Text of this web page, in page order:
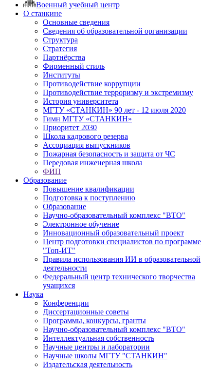
Военный учебный центр
О станкине
Основные сведения
Сведения об образовательной организации
Структура
Стратегия
Партнёрства
Фирменный стиль
Институты
Противодействие коррупции
Противодействие терроризму и экстремизму
История университета
МГТУ «СТАНКИН» 90 лет - 12 июля 2020
Гимн МГТУ «СТАНКИН»
Приоритет 2030
Школа кадрового резерва
Ассоциация выпускников
Пожарная безопасность и защита от ЧС
Передовая инженерная школа
ФИП
Образование
Повышение квалификации
Подготовка к поступлению
Образование
Научно-образовательный комплекс "ВТО"
Электронное обучение
Инновационный образовательный проект
Центр подготовки специалистов по программе
"Топ-ИТ"
Правила использования ИИ в образовательной
деятельности
Федеральный центр технического творчества
учащихся
Наука
Конференции
Диссертационные советы
Программы, конкурсы, гранты
Научно-образовательный комплекс "ВТО"
Интеллектуальная собственность
Научные центры и лаборатории
Научные школы МГТУ "СТАНКИН"
Издательская деятельность